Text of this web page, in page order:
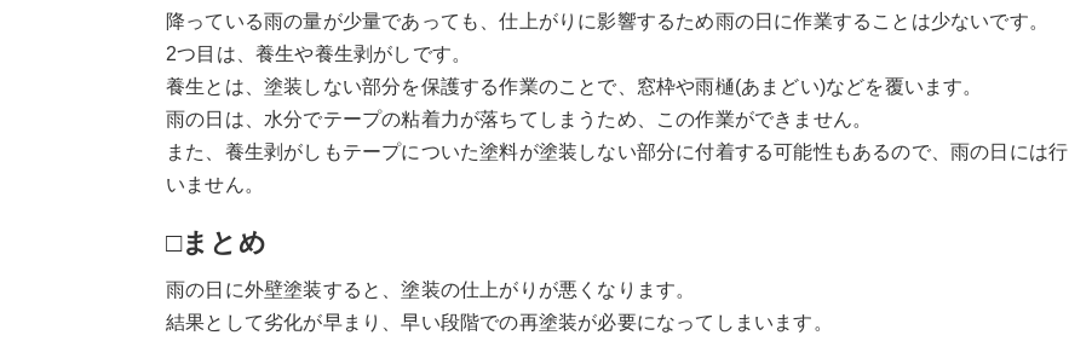
降っている雨の量が少量であっても、仕上がりに影響するため雨の日に作業することは少ないです。
2つ目は、養生や養生剥がしです。
養生とは、塗装しない部分を保護する作業のことで、窓枠や雨樋(あまどい)などを覆います。
雨の日は、水分でテープの粘着力が落ちてしまうため、この作業ができません。
また、養生剥がしもテープについた塗料が塗装しない部分に付着する可能性もあるので、雨の日には行
いません。
□まとめ
雨の日に外壁塗装すると、塗装の仕上がりが悪くなります。
結果として劣化が早まり、早い段階での再塗装が必要になってしまいます。